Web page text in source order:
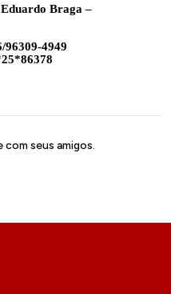
Braga –
96309-4949
seus amigos.